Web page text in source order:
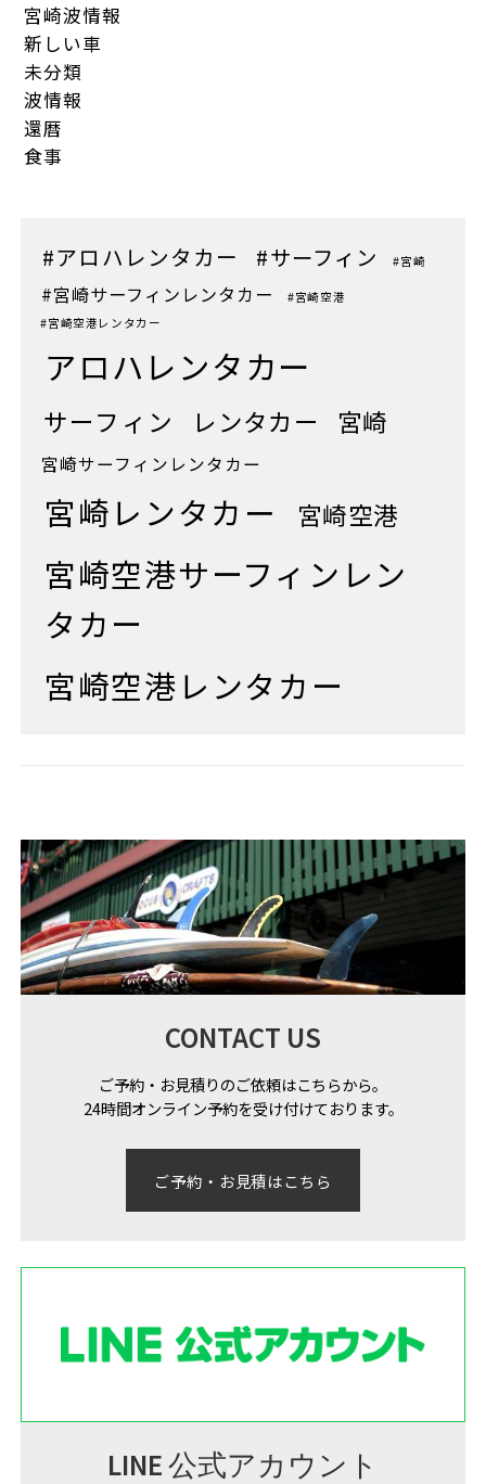
宮崎波情報
新しい車
未分類
波情報
還暦
食事
#アロハレンタカー #サーフィン #宮崎
#宮崎サーフィンレンタカー
#宮崎空港
#宮崎空港レンタカー
アロハレンタカー
サーフィン レンタカー 宮崎
宮崎サーフィンレンタカー
宮崎レンタカー 宮崎空港
宮崎空港サーフィンレン
タカー
宮崎空港レンタカー
CONTACT US
ご予約・お見積りのご依頼はこちらから。
24時間オンライン予約を受け付けております。
ご予約・お見積はこちら
LINE 公式アカウント